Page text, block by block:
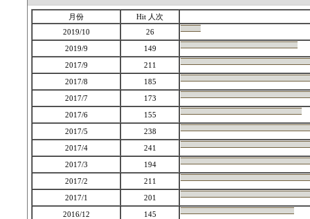
月份
Hit 人次
2019/10
26
2019/9
149
2017/9
211
2017/8
185
2017/7
173
2017/6
155
2017/5
238
2017/4
241
2017/3
194
2017/2
211
2017/1
201
2016/12
145